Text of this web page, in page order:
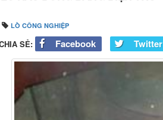
LÒ CÔNG NGHIỆP
SẺ: Facebook Twitter